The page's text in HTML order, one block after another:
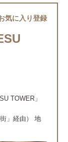
TOWER」
」経由） 地
気に入り登録